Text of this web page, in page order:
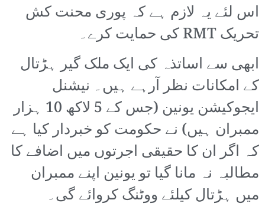
اس لئے یہ لازم ہے کہ پوری محنت کش
تحریک RMT کی حمایت کرے۔
ابھی سے اساتذہ کی ایک ملک گیر ہڑتال
کے امکانات نظر آرہے ہیں۔ نیشنل
ایجوکیشن یونین (جس کے 5 لاکھ 10 ہزار
ممبران ہیں) نے حکومت کو خبردار کیا ہے
کہ اگر ان کا حقیقی اجرتوں میں اضافے کا
مطالبہ نہ مانا گیا تو یونین اپنے ممبران
میں ہڑتال کیلئے ووٹنگ کروائے گی۔